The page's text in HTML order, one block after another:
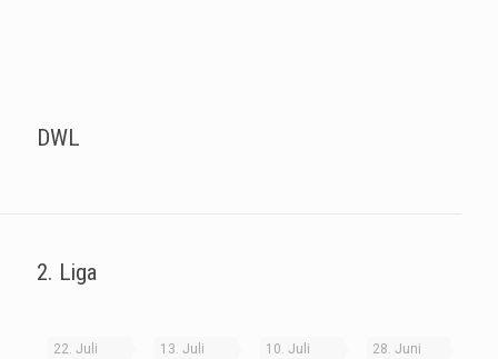
DWL
2. Liga
22. Juli
13. Juli
10. Juli
28. Juni